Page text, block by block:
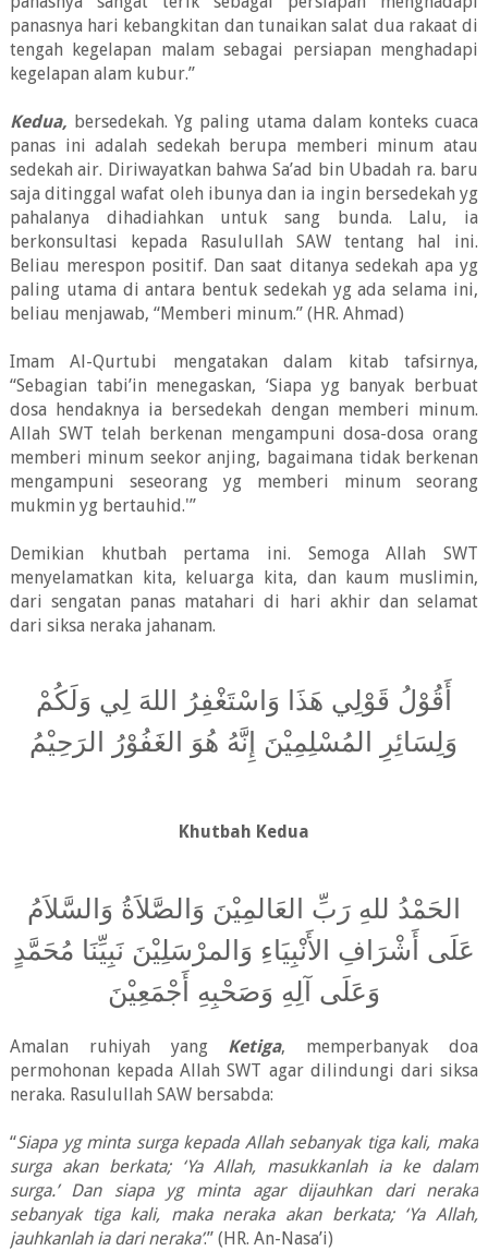
panasnya hari kebangkitan dan tunaikan salat dua rakaat di
tengah kegelapan malam sebagai persiapan menghadapi
kegelapan alam kubur.”
Kedua, bersedekah. Yg paling utama dalam konteks cuaca
panas ini adalah sedekah berupa memberi minum atau
sedekah air. Diriwayatkan bahwa Sa’ad bin Ubadah ra. baru
saja ditinggal wafat oleh ibunya dan ia ingin bersedekah yg
pahalanya dihadiahkan untuk sang bunda. Lalu, ia
berkonsultasi kepada Rasulullah SAW tentang hal ini.
Beliau merespon positif. Dan saat ditanya sedekah apa yg
paling utama di antara bentuk sedekah yg ada selama ini,
beliau menjawab, “Memberi minum.” (HR. Ahmad)
Imam Al-Qurtubi mengatakan dalam kitab tafsirnya,
“Sebagian tabi’in menegaskan, ‘Siapa yg banyak berbuat
dosa hendaknya ia bersedekah dengan memberi minum.
Allah SWT telah berkenan mengampuni dosa-dosa orang
memberi minum seekor anjing, bagaimana tidak berkenan
mengampuni seseorang yg memberi minum seorang
mukmin yg bertauhid.'”
Demikian khutbah pertama ini. Semoga Allah SWT
menyelamatkan kita, keluarga kita, dan kaum muslimin,
dari sengatan panas matahari di hari akhir dan selamat
dari siksa neraka jahanam.
أَقُوْلُ قَوْلِي هَذَا وَاسْتَغْفِرُ اللهَ لِي وَلَكُمْ
وَلِسَائِرِ المُسْلِمِيْنَ إِنَّهُ هُوَ الغَفُوْرُ الرَحِيْمُ
Khutbah Kedua
الحَمْدُ للهِ رَبِّ العَالمِيْنَ وَالصَّلاَةُ وَالسَّلاَمُ
عَلَى أَشْرَافِ الأَنْبِيَاءِ وَالمرْسَلِيْنَ نَبِيِّنَا مُحَمَّدٍ
وَعَلَى آلِهِ وَصَحْبِهِ أَجْمَعِيْنَ
Amalan ruhiyah yang Ketiga, memperbanyak doa
permohonan kepada Allah SWT agar dilindungi dari siksa
neraka. Rasulullah SAW bersabda:
“Siapa yg minta surga kepada Allah sebanyak tiga kali, maka
surga akan berkata; ‘Ya Allah, masukkanlah ia ke dalam
surga.’ Dan siapa yg minta agar dijauhkan dari neraka
sebanyak tiga kali, maka neraka akan berkata; ‘Ya Allah,
jauhkanlah ia dari neraka’.” (HR. An-Nasa’i)